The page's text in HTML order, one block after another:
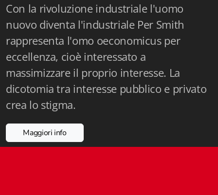
Con la rivoluzione industriale l'uomo
nuovo diventa l'industriale Per Smith
rappresenta l'omo oeconomicus per
eccellenza, cioè interessato a
massimizzare il proprio interesse. La
dicotomia tra interesse pubblico e privato
crea lo stigma.
Maggiori info
Fidia. Artisti
Fidia. Artisti dei laghi. Itinerari europei
Fidia. Atti e Documenti
Fidia. Max Museo Chiasso
Fidia. Panoramas - Forces Vives par Jean Petit
Architettura & Arte